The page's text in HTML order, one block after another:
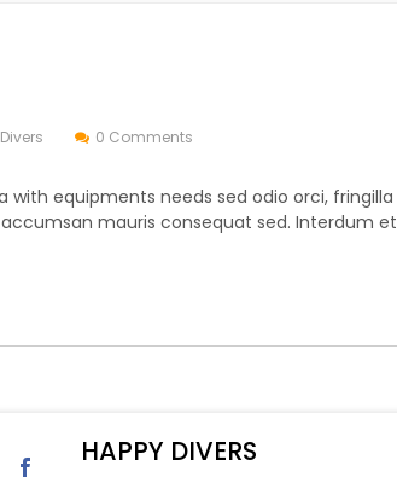
0 Comments
with equipments needs sed odio orci,
mauris consequat sed. Interdum et
HAPPY DIVERS